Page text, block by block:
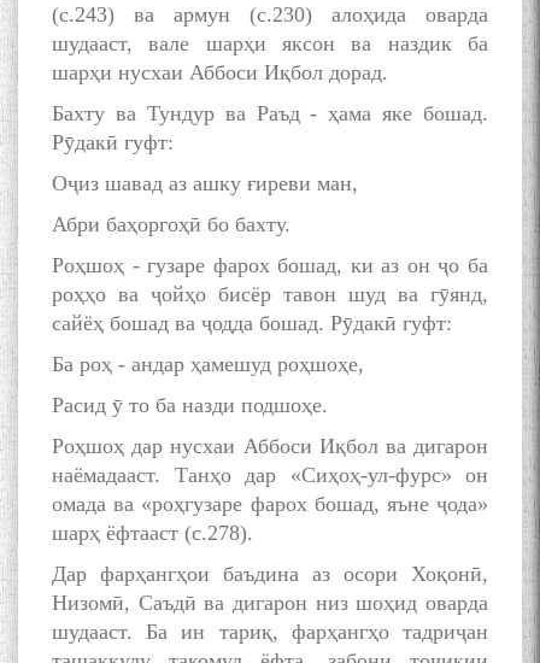
(с.243) ва армун (с.230) алоҳида оварда
шудааст, вале шарҳи яксон ва наздик ба
шарҳи нусхаи Аббоси Иқбол дорад.
Бахту ва Тундур ва Раъд - ҳама яке бошад.
Рӯдакӣ гуфт:
Оҷиз шавад аз ашку ғиреви ман,
Абри баҳоргоҳӣ бо бахту.
Роҳшоҳ - гузаре фарох бошад, ки аз он ҷо ба
роҳҳо ва ҷойҳо бисёр тавон шуд ва гӯянд,
сайёҳ бошад ва ҷодда бошад. Рӯдакӣ гуфт:
Ба роҳ - андар ҳамешуд роҳшоҳе,
Расид ӯ то ба назди подшоҳе.
Роҳшоҳ дар нусхаи Аббоси Иқбол ва дигарон
наёмадааст. Танҳо дар «Сиҳоҳ-ул-фурс» он
омада ва «роҳгузаре фарох бошад, яъне ҷода»
шарҳ ёфтааст (с.278).
Дар фарҳангҳои баъдина аз осори Хоқонӣ,
Низомӣ, Саъдӣ ва дигарон низ шоҳид оварда
шудааст. Ба ин тариқ, фарҳангҳо тадриҷан